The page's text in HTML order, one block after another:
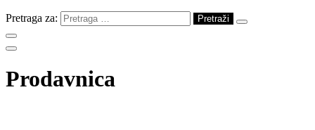
Pretraga za:
Prodavnica